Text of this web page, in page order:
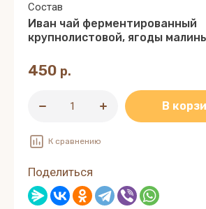
Состав
Иван чай ферментированный
крупнолистовой, ягоды
450 р.
В
К сравнению
Поделиться